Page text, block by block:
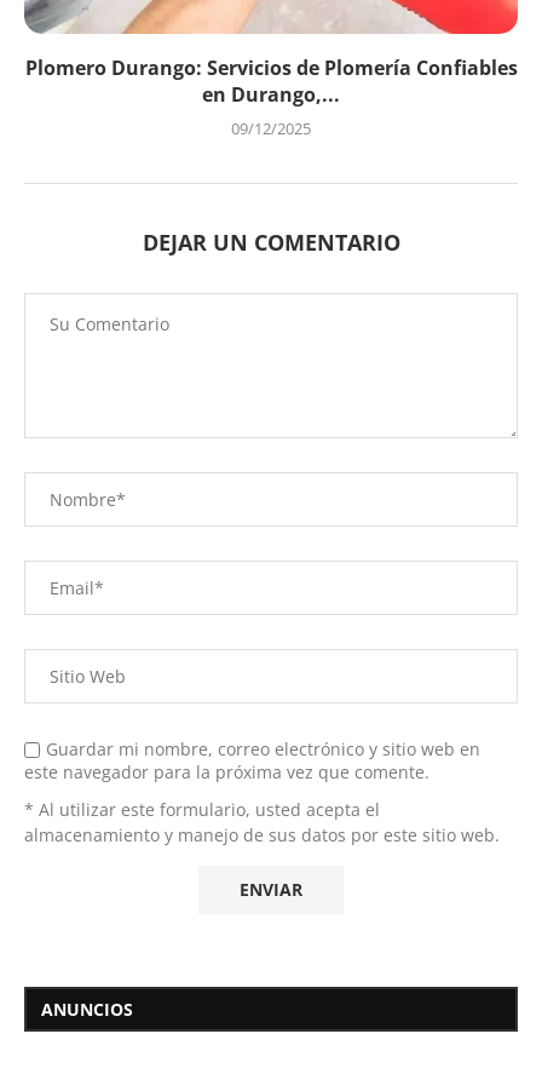
Plomero Durango: Servicios de Plomería Confiables
en Durango,...
09/12/2025
DEJAR UN COMENTARIO
Guardar mi nombre, correo electrónico y sitio web en
este navegador para la próxima vez que comente.
* Al utilizar este formulario, usted acepta el
almacenamiento y manejo de sus datos por este sitio web.
ANUNCIOS